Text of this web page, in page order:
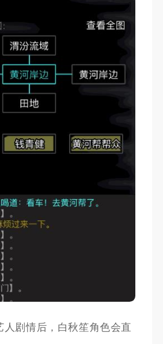
人剧情后，白秋笙角色会直